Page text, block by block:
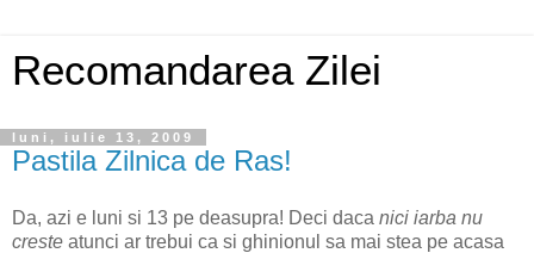
Recomandarea Zilei
luni, iulie 13, 2009
Pastila Zilnica de Ras!
Da, azi e luni si 13 pe deasupra! Deci daca nici iarba nu
creste atunci ar trebui ca si ghinionul sa mai stea pe acasa